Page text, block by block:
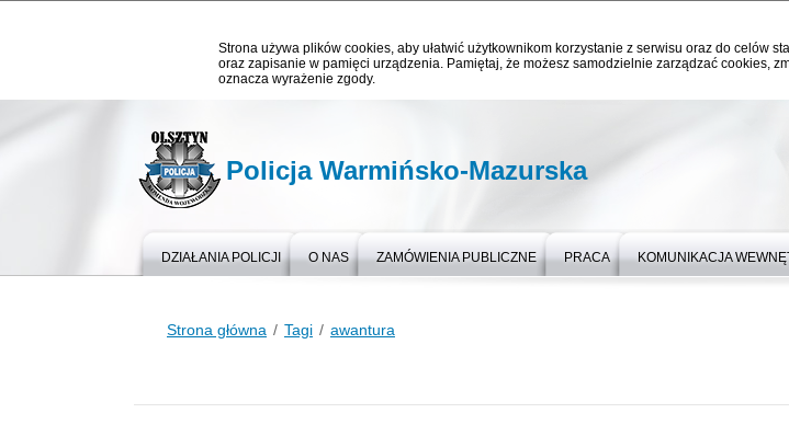
Strona używa plików cookies, aby ułatwić użytkownikom korzystanie z serwisu oraz do celów
oraz zapisanie w pamięci urządzenia. Pamiętaj, że możesz samodzielnie zarządzać cookies,
oznacza wyrażenie zgody.
Policja Warmińsko-Mazurska
DZIAŁANIA POLICJI O NAS ZAMÓWIENIA PUBLICZNE PRACA KOMUNIKACJA
Strona główna Tagi awantura